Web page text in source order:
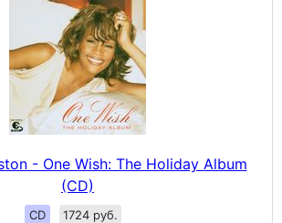
- One Wish: The Holiday Album
(CD)
CD 1724 руб.